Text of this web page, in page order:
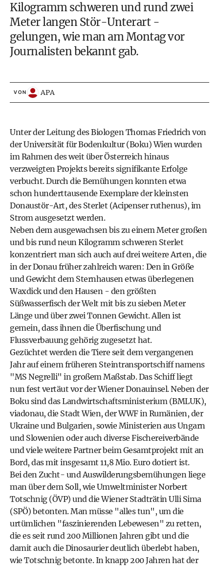
Kilogramm schweren und rund zwei
Meter langen Stör-Unterart -
gelungen, wie man am Montag vor
Journalisten bekannt gab.
VON APA
Unter der Leitung des Biologen Thomas Friedrich von
der Universität für Bodenkultur (Boku) Wien wurden
im Rahmen des weit über Österreich hinaus
verzweigten Projekts bereits signifikante Erfolge
verbucht. Durch die Bemühungen konnten etwa
schon hunderttausende Exemplare der kleinsten
Donaustör-Art, des Sterlet (Acipenser ruthenus), im
Strom ausgesetzt werden.
Neben dem ausgewachsen bis zu einem Meter großen
und bis rund neun Kilogramm schweren Sterlet
konzentriert man sich auch auf drei weitere Arten, die
in der Donau früher zahlreich waren: Den in Größe
und Gewicht dem Sternhausen etwas überlegenen
Waxdick und den Hausen - den größten
Süßwasserfisch der Welt mit bis zu sieben Meter
Länge und über zwei Tonnen Gewicht. Allen ist
gemein, dass ihnen die Überfischung und
Flussverbauung gehörig zugesetzt hat.
Gezüchtet werden die Tiere seit dem vergangenen
Jahr auf einem früheren Steintransportschiff namens
"MS Negrelli" in großem Maßstab. Das Schiff liegt
nun fest vertäut vor der Wiener Donauinsel. Neben der
Boku sind das Landwirtschaftsministerium (BMLUK),
viadonau, die Stadt Wien, der WWF in Rumänien, der
Ukraine und Bulgarien, sowie Ministerien aus Ungarn
und Slowenien oder auch diverse Fischereiverbände
und viele weitere Partner beim Gesamtprojekt mit an
Bord, das mit insgesamt 11,8 Mio. Euro dotiert ist.
Bei den Zucht- und Auswilderungsbemühungen liege
man über dem Soll, wie Umweltminister Norbert
Totschnig (ÖVP) und die Wiener Stadträtin Ulli Sima
(SPÖ) betonten. Man müsse "alles tun", um die
urtümlichen "faszinierenden Lebewesen" zu retten,
die es seit rund 200 Millionen Jahren gibt und die
damit auch die Dinosaurier deutlich überlebt haben,
wie Totschnig betonte. In knapp 200 Jahren hat der